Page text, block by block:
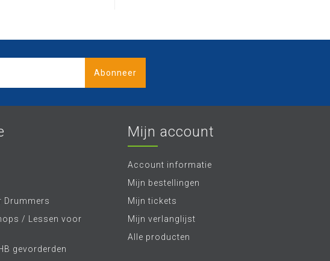
Abonneer
Drummers
/ Lessen voor
gevorderden
Mijn account
Account informatie
Mijn bestellingen
Mijn tickets
Mijn verlanglijst
Alle producten